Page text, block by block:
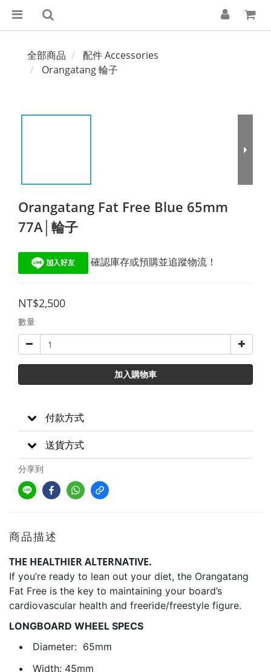
全部商品
配件 Accessories
Orangatang 輪子
Orangatang Fat Free Blue 65mm
77A│輪子
確認庫存或預購並追蹤物流！
NT$2,500
數量
加入購物車
付款方式
送貨方式
分享到
商品描述
THE HEALTHIER ALTERNATIVE.
If you’re ready to lean out your diet, the Orangatang
Fat Free is the key to maintaining your board’s
cardiovascular health and freeride/freestyle figure.
LONGBOARD WHEEL SPECS
Diameter: 65mm
Width: 45mm